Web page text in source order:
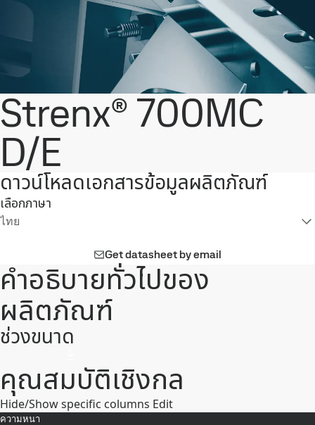
Strenx® 700MC
D/E
ดาวน์โหลดเอกสารข้อมูลผลิตภัณฑ์
เลือกภาษา
ไทย
Get datasheet by email
คำอธิบายทั่วไปของ
ผลิตภัณฑ์
ช่วงขนาด
คุณสมบัติเชิงกล
Hide/Show specific columns Edit
ความหนา